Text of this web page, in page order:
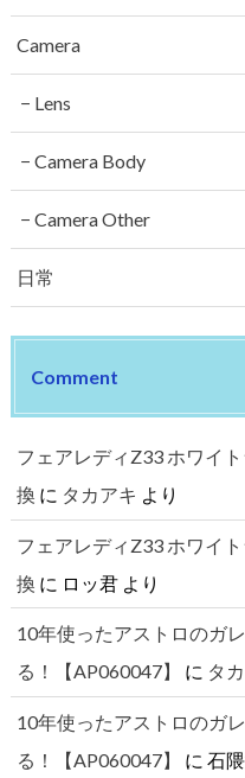
Camera
Lens
Camera Body
Camera Other
日常
Comment
フェアレディZ33 ホワイ
換 に タカアキ より
フェアレディZ33 ホワイ
換 に ロッ君より
10年使ったアストロのガ
る！【AP060047】
に タ
10年使ったアストロのガ
る！【AP060047】
に 石